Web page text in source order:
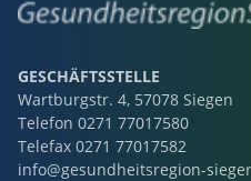
GESCHÄFTSSTELLE
Wartburgstr. 4, 57078 Siegen
Telefon 0271 77017580
Telefax 0271 77017582
info@gesundheitsregion-